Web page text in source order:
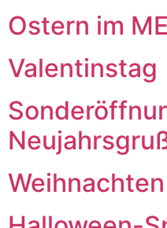
Ostern im
Valentinstag